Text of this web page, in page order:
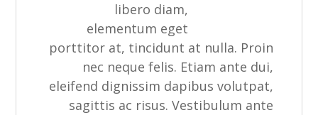
libero diam,
elementum eget
porttitor at, tincidunt at nulla. Proin
nec neque felis. Etiam ante dui,
eleifend dignissim dapibus volutpat,
sagittis ac risus. Vestibulum ante